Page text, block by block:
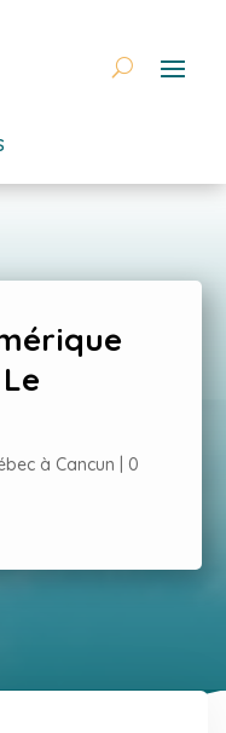
à Cancun
0